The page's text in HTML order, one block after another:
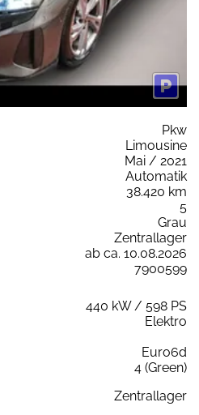
Pkw
Limousine
Mai / 2021
Automatik
38.420 km
5
Grau
Zentrallager
ab ca. 10.08.2026
7900599
440 kW / 598 PS
Elektro
Euro6d
4 (Green)
Zentrallager